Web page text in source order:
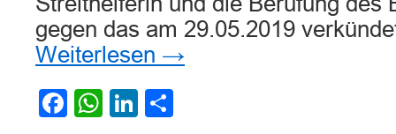
gegen das am 29.05.2019
Weiterlesen →
Facebook
WhatsApp
LinkedIn